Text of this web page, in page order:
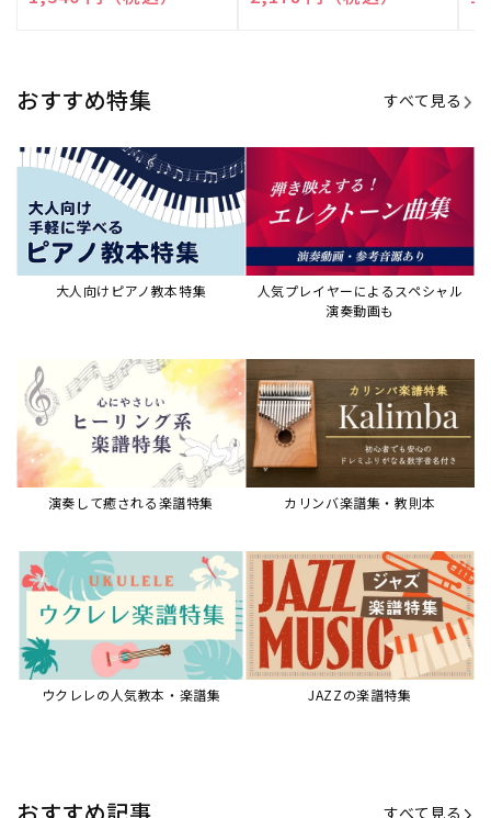
おすすめ特集 すべて見る
大人向けピアノ教本特集
人気プレイヤーによるスペシャル
演奏動画も
演奏して癒される楽譜特集 カリンバ楽譜集・教則本
ウクレレの人気教本・楽譜集 JAZZの楽譜特集
すべて見る